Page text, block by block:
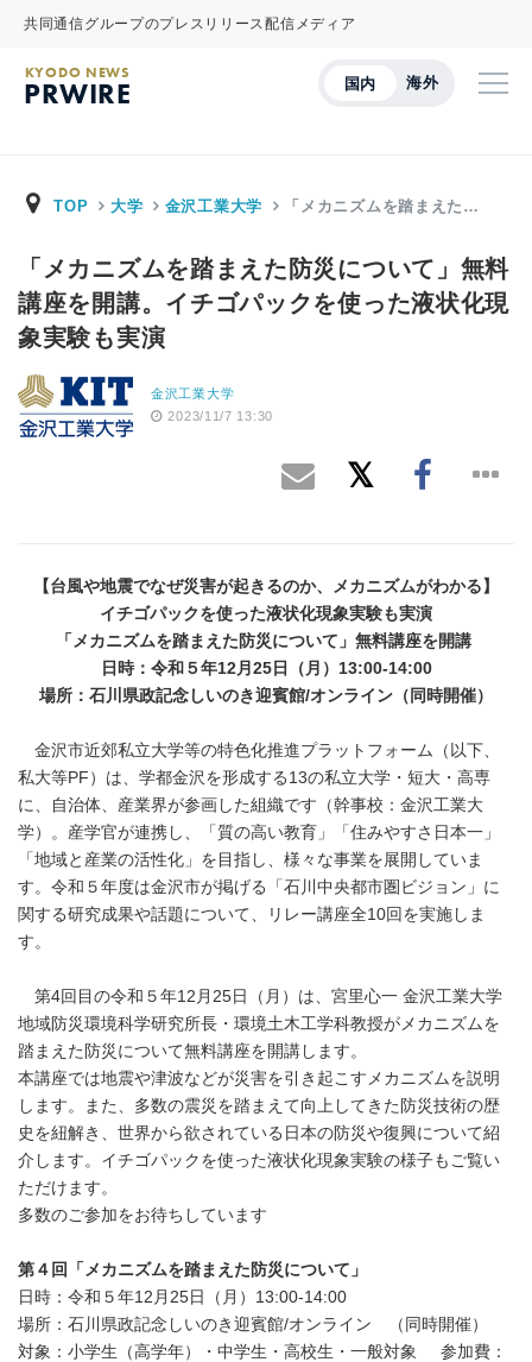
共同通信グループのプレスリリース配信メディア
国内 海外
KYODO NEWS
PRWIRE
TOP 大学 金沢工業大学 「メカニズムを踏まえた…
「メカニズムを踏まえた防災について」無料
講座を開講。イチゴパックを使った液状化現
象実験も実演
金沢工業大学
2023/11/7 13:30
【台風や地震でなぜ災害が起きるのか、メカニズムがわかる】
イチゴパックを使った液状化現象実験も実演
「メカニズムを踏まえた防災について」無料講座を開講
日時：令和５年12月25日（月）13:00-14:00
場所：石川県政記念しいのき迎賓館/オンライン（同時開催）
⾦沢市近郊私⽴⼤学等の特⾊化推進プラットフォーム（以下、
私⼤等PF）は、学都⾦沢を形成する13の私⽴⼤学・短⼤・⾼専
に、⾃治体、産業界が参画した組織です（幹事校：金沢工業大
学）。産学官が連携し、「質の高い教育」「住みやすさ⽇本⼀」
「地域と産業の活性化」を⽬指し、様々な事業を展開していま
す。令和５年度は⾦沢市が掲げる「⽯川中央都市圏ビジョン」に
関する研究成果や話題について、リレー講座全10回を実施しま
す。
第4回目の令和５年12月25日（月）は、宮里心一 金沢工業大学
地域防災環境科学研究所長・環境土木工学科教授がメカニズムを
踏まえた防災について無料講座を開講します。
本講座では地震や津波などが災害を引き起こすメカニズムを説明
します。また、多数の震災を踏まえて向上してきた防災技術の歴
史を紐解き、世界から欲されている日本の防災や復興について紹
介します。イチゴパックを使った液状化現象実験の様子もご覧い
ただけます。
多数のご参加をお待ちしています
第４回「メカニズムを踏まえた防災について」
日時：令和５年12月25日（月）13:00-14:00
場所：石川県政記念しいのき迎賓館/オンライン （同時開催）
対象：小学生（高学年）・中学生・高校生・一般対象 参加費：